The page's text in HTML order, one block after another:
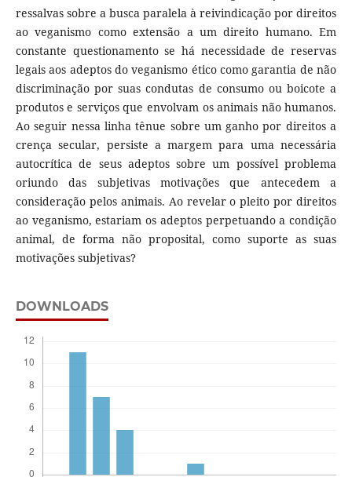
ressalvas sobre a busca paralela à reivindicação por direitos
ao veganismo como extensão a um direito humano. Em
constante questionamento se há necessidade de reservas
legais aos adeptos do veganismo ético como garantia de não
discriminação por suas condutas de consumo ou boicote a
produtos e serviços que envolvam os animais não humanos.
Ao seguir nessa linha tênue sobre um ganho por direitos a
crença secular, persiste a margem para uma necessária
autocrítica de seus adeptos sobre um possível problema
oriundo das subjetivas motivações que antecedem a
consideração pelos animais. Ao revelar o pleito por direitos
ao veganismo, estariam os adeptos perpetuando a condição
animal, de forma não proposital, como suporte as suas
motivações subjetivas?
DOWNLOADS